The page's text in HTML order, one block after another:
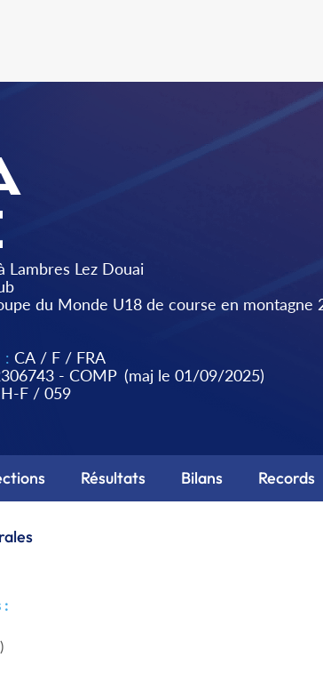
Lez Douai
du Monde U18 de course en montagne
: CA / F / FRA
- COMP (maj le 01/09/2025)
H-F / 059
Résultats Bilans Records
: